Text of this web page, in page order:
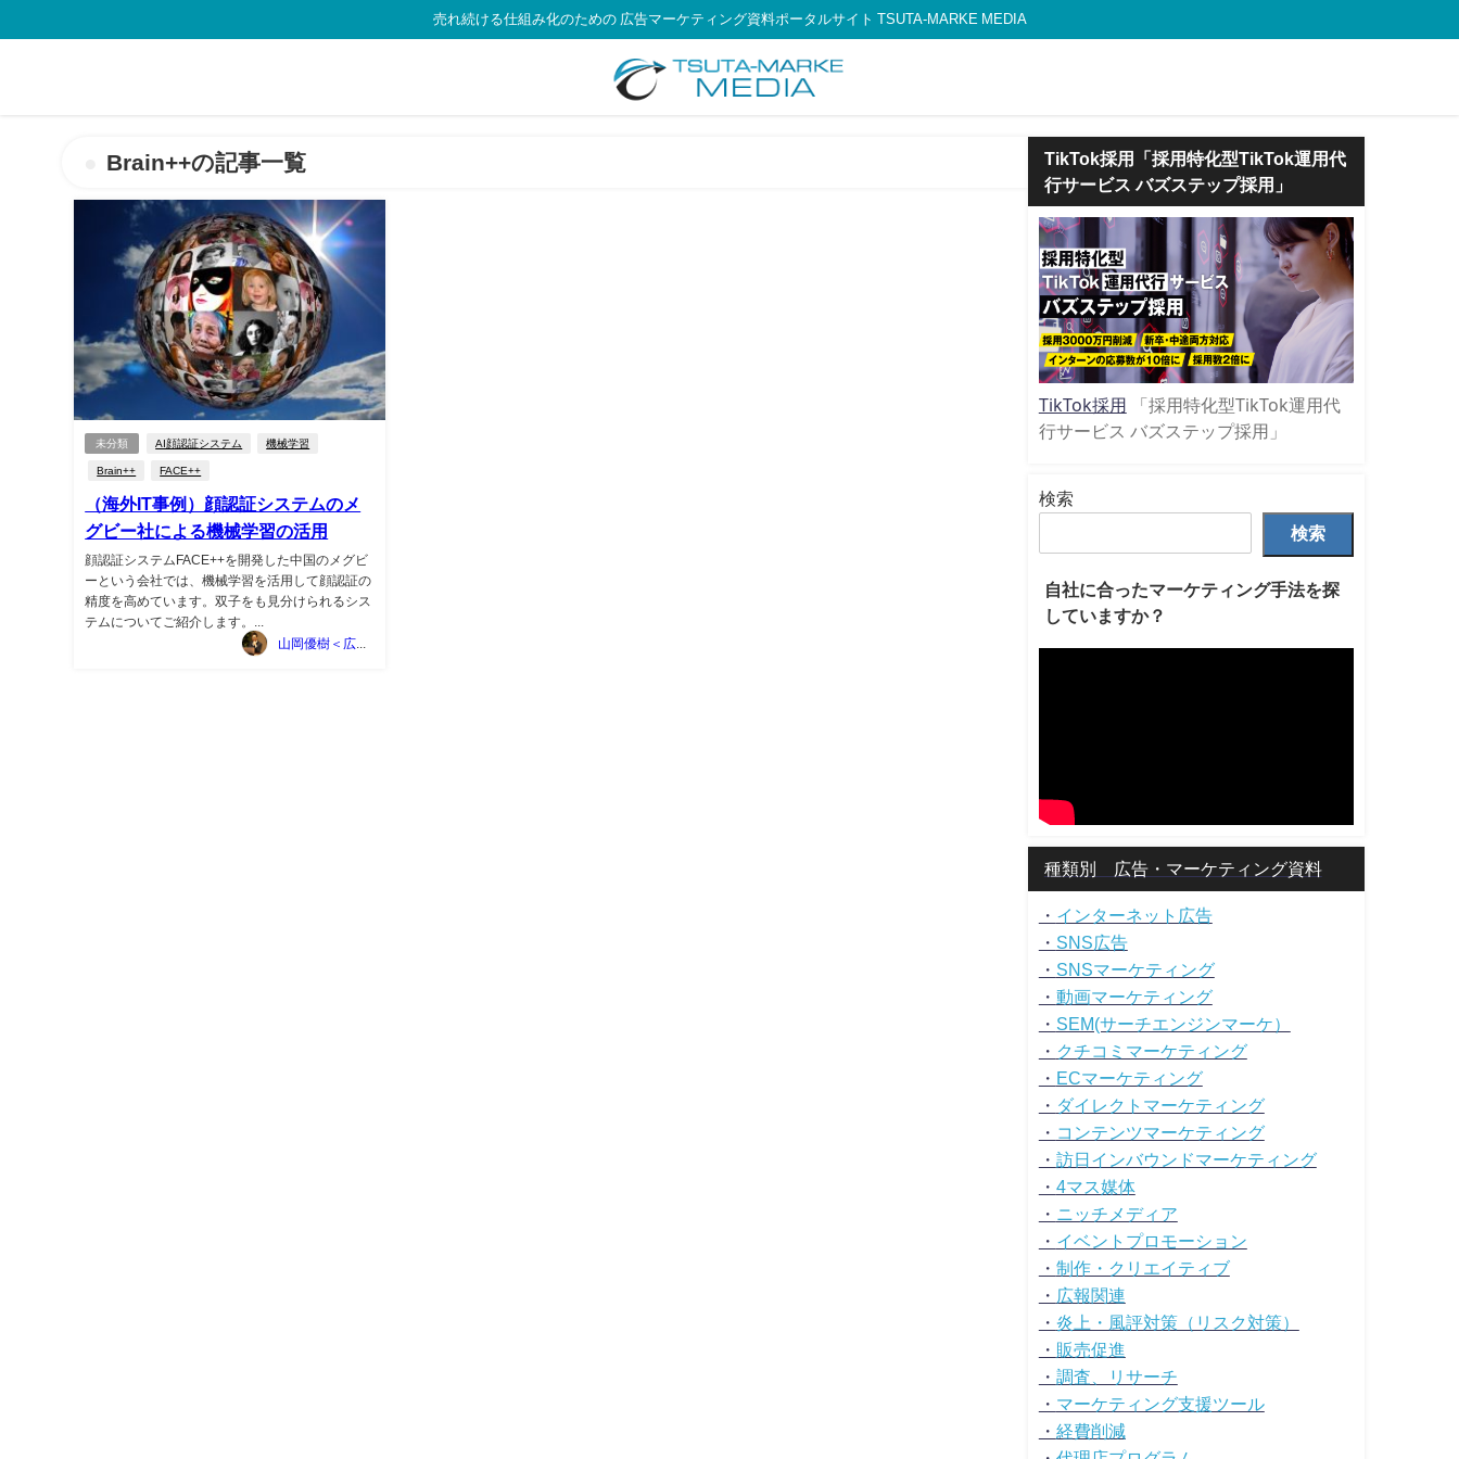
売れ続ける仕組み化のための 広告マーケティング資料ポータルサイト TSUTA-MARKE MEDIA
Brain++の記事一覧
未分類 AI顔認証システム 機械学習
Brain++ FACE++
（海外IT事例）顔認証システムのメ
グビー社による機械学習の活用
顔認証システムFACE++を開発した中国のメグビ
ーという会社では、機械学習を活用して顔認証の
精度を高めています。双子をも見分けられるシス
テムについてご紹介します。...
TikTok採用「採用特化型TikTok運用代
行サービス バズステップ採用」
TikTok採用 「採用特化型TikTok運用代
行サービス バズステップ採用」
検索
検索
自社に合ったマーケティング手法を探
していますか？
種類別 広告・マーケティング資料
・ インターネット広告
・ SNS広告
・ SNSマーケティング
・ 動画マーケティング
・ SEM(サーチエンジンマーケ）
・ クチコミマーケティング
・ ECマーケティング
・ ダイレクトマーケティング
・ コンテンツマーケティング
・ 訪日インバウンドマーケティング
・ 4マス媒体
・ ニッチメディア
・ イベントプロモーション
・ 制作・クリエイティブ
・ 広報関連
・ 炎上・風評対策（リスク対策）
・ 販売促進
・ 調査、リサーチ
・ マーケティング支援ツール
・ 経費削減